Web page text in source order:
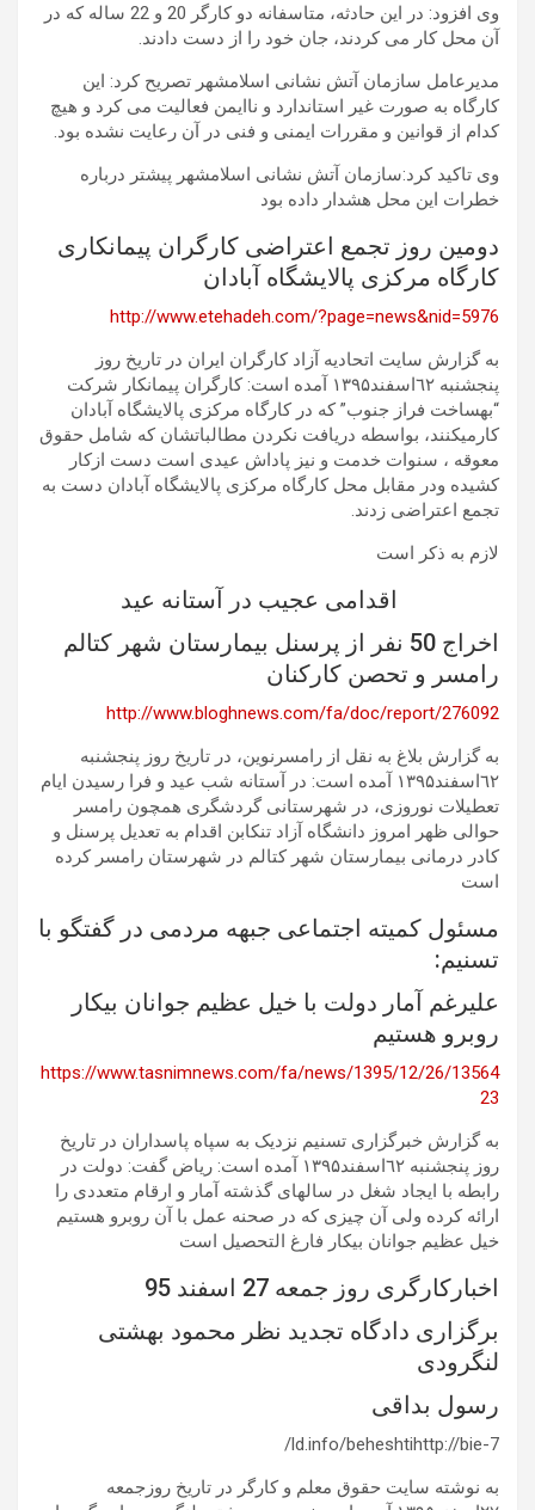
وی افزود: در این حادثه، متاسفانه دو کارگر 20 و 22 ساله که در
آن محل کار می کردند، جان خود را از دست دادند.
مدیرعامل سازمان آتش نشانی اسلامشهر تصریح کرد: این
کارگاه به صورت غیر استاندارد و ناایمن فعالیت می کرد و هیچ
کدام از قوانین و مقررات ایمنی و فنی در آن رعایت نشده بود.
وی تاکید کرد:سازمان آتش نشانی اسلامشهر پیشتر درباره
خطرات این محل هشدار داده بود
دومین روز تجمع اعتراضی کارگران پیمانکاری
کارگاه مرکزی پالایشگاه آبادان
http://www.etehadeh.com/?page=news&nid=5976
به گزارش سایت اتحادیه آزاد کارگران ایران در تاریخ روز
پنجشنبه ٦۲اسفند۱۳۹۵ آمده است: کارگران پیمانکار شرکت
“بهساخت فراز جنوب” که در کارگاه مرکزی پالایشگاه آبادان
کارمیکنند، بواسطه دریافت نکردن مطالباتشان که شامل حقوق
معوقه ، سنوات خدمت و نیز پاداش عیدی است دست ازکار
کشیده ودر مقابل محل کارگاه مرکزی پالایشگاه آبادان دست به
تجمع اعتراضی زدند.
لازم به ذکر است
اقدامی عجیب در آستانه عید
اخراج 50 نفر از پرسنل بیمارستان شهر کتالم
رامسر و تحصن کارکنان
http://www.bloghnews.com/fa/doc/report/276092
به گزارش بلاغ به نقل از رامسرنوین، در تاریخ روز پنجشنبه
٦۲اسفند۱۳۹۵ آمده است: در آستانه شب عید و فرا رسیدن ایام
تعطیلات نوروزی، در شهرستانی گردشگری همچون رامسر
حوالی ظهر امروز دانشگاه آزاد تنکابن اقدام به تعدیل پرسنل و
کادر درمانی بیمارستان شهر کتالم در شهرستان رامسر کرده
است
مسئول کمیته اجتماعی جبهه مردمی در گفتگو با
تسنیم:
علیرغم آمار دولت با خیل عظیم جوانان بیکار
روبرو هستیم
https://www.tasnimnews.com/fa/news/1395/12/26/13564
23
به گزارش خبرگزاری تسنیم نزدیک به سپاه پاسداران در تاریخ
روز پنجشنبه ٦۲اسفند۱۳۹۵ آمده است: ریاض گفت: دولت در
رابطه با ایجاد شغل در سالهای گذشته آمار و ارقام متعددی را
ارائه کرده ولی آن چیزی که در صحنه عمل با آن روبرو هستیم
خیل عظیم جوانان بیکار فارغ التحصیل است
اخبارکارگری روز جمعه 27 اسفند 95
برگزاری دادگاه تجدید نظر محمود بهشتی
لنگرودی
رسول بداقی
7-ld.info/beheshtihttp://bie/
به نوشته سایت حقوق معلم و کارگر در تاریخ روزجمعه